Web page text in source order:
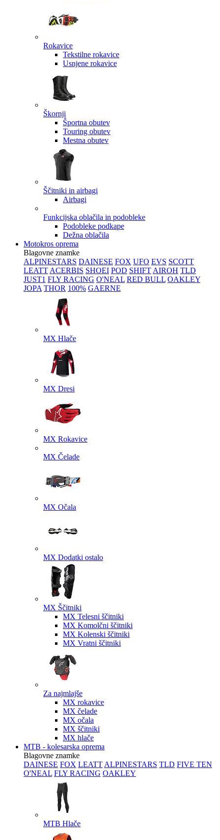
Rokavice
Tekstilne rokavice
Usnjene rokavice
Škornji
Športna obutev
Touring obutev
Mestna obutev
Ščitniki in airbagi
Airbagi
Funkcijska oblačila in podobleke
Podobleke podkape
Dežna oblačila
Motokros oprema
Blagovne znamke
ALPINESTARS DAINESE FOX UFO EVS SCOTT
LEATT ACERBIS SHOEI POD SHIFT AIROH TLD
JUST1 FLY RACING O'NEAL RED BULL OAKLEY
JOPA THOR 100% GAERNE
MX Hlače
MX Dresi
MX Rokavice
MX Čelade
MX Očala
MX Dodatki ostalo
MX Ščitniki
MX Telesni ščitniki
MX Komolčni ščitniki
MX Kolenski ščitniki
MX Vratni ščitniki
Za najmlajše
MX rokavice
MX čelade
MX očala
MX ščitniki
MX hlače
MTB - kolesarska oprema
Blagovne znamke
DAINESE FOX LEATT ALPINESTARS TLD FIVE TEN
O'NEAL FLY RACING OAKLEY
MTB Hlače